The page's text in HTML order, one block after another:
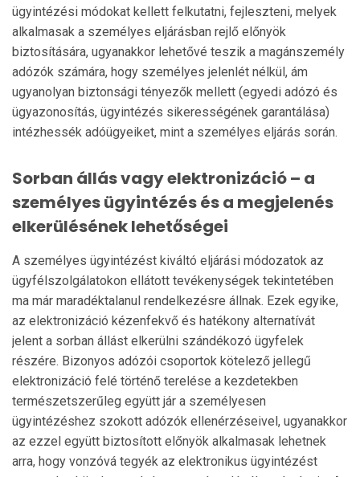
ügyintézési módokat kellett felkutatni, fejleszteni, melyek
alkalmasak a személyes eljárásban rejlő előnyök
biztosítására, ugyanakkor lehetővé teszik a magánszemély
adózók számára, hogy személyes jelenlét nélkül, ám
ugyanolyan biztonsági tényezők mellett (egyedi adózó és
ügyazonosítás, ügyintézés sikerességének ga­rantálása)
intézhessék adóügyeiket, mint a személyes eljárás során.
Sorban állás vagy elektronizáció – a
személyes ügyintézés és a megjelenés
elkerülésének lehetőségei
A személyes ügyintézést kiváltó eljárási módozatok az
ügy­fél­szol­gálatokon ellátott tevékenységek tekintetében
ma már maradéktalanul rendelkezésre állnak. Ezek egyike,
az elektronizáció kézenfekvő és hatékony alternatívát
jelent a sorban állást elkerülni szándékozó ügyfelek
részére. Bi­zonyos adózói csoportok kötelező jellegű
elektronizáció felé történő terelése a kezdetekben
természetszerűleg együtt jár a személyesen
ügyintézéshez szokott adózók ellenérzéseivel, ugyanakkor
az ezzel együtt biztosított előnyök alkalmasak lehetnek
arra, hogy vonzóvá tegyék az elektronikus ügyintézést